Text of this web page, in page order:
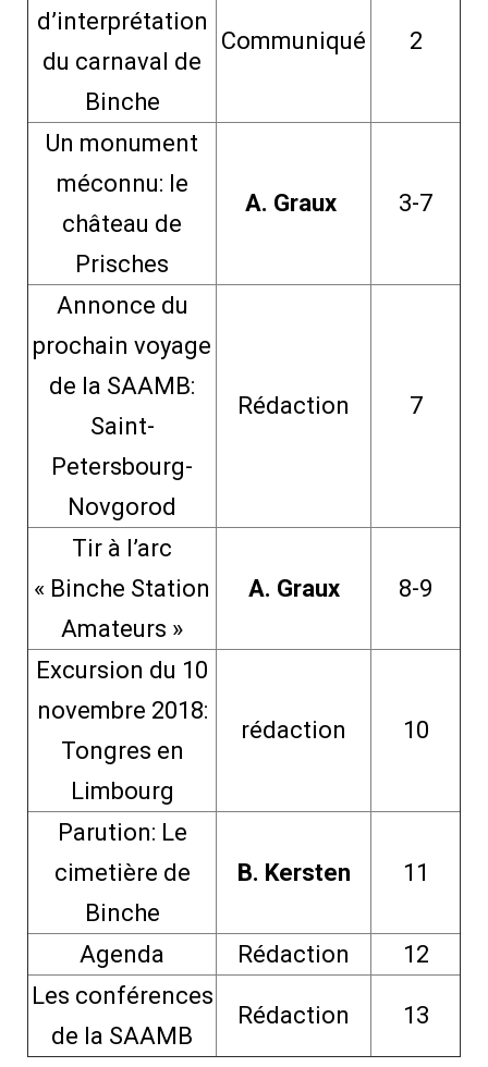
d’interprétation
du carnaval de
Binche
Communiqué 2
Un monument
méconnu: le
château de
Prisches
A. Graux 3-7
Annonce du
prochain voyage
de la SAAMB:
Saint-
Petersbourg-
Novgorod
Rédaction 7
Tir à l’arc
« Binche Station
Amateurs »
A. Graux 8-9
Excursion du 10
novembre 2018:
Tongres en
Limbourg
rédaction 10
Parution: Le
cimetière de
Binche
B. Kersten 11
Agenda Rédaction
12
Les conférences
de la SAAMB
Rédaction 13